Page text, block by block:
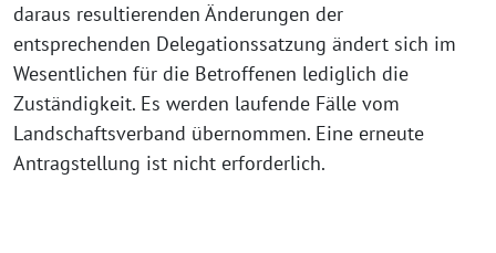
daraus resultierenden Änderungen der
entsprechenden Delegationssatzung ändert sich im
Wesentlichen für die Betroffenen lediglich die
Zuständigkeit. Es werden laufende Fälle vom
Landschaftsverband übernommen. Eine erneute
Antragstellung ist nicht erforderlich.